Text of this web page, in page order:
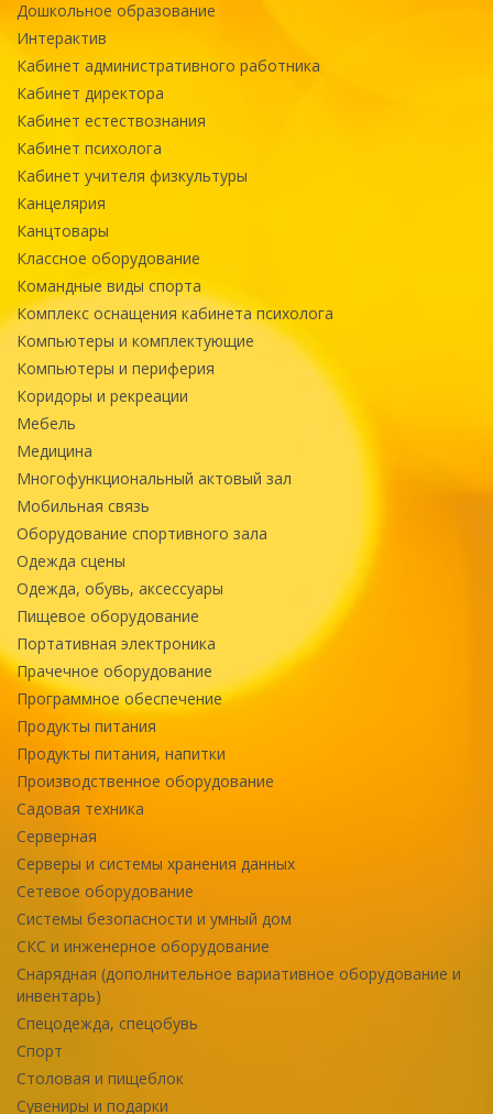
Дошкольное образование
Интерактив
Кабинет административного работника
Кабинет директора
Кабинет естествознания
Кабинет психолога
Кабинет учителя физкультуры
Канцелярия
Канцтовары
Классное оборудование
Командные виды спорта
Комплекс оснащения кабинета психолога
Компьютеры и комплектующие
Компьютеры и периферия
Коридоры и рекреации
Мебель
Медицина
Многофункциональный актовый зал
Мобильная связь
Оборудование спортивного зала
Одежда сцены
Одежда, обувь, аксессуары
Пищевое оборудование
Портативная электроника
Прачечное оборудование
Программное обеспечение
Продукты питания
Продукты питания, напитки
Производственное оборудование
Садовая техника
Серверная
Серверы и системы хранения данных
Сетевое оборудование
Системы безопасности и умный дом
СКС и инженерное оборудование
Снарядная (дополнительное вариативное оборудование и
инвентарь)
Спецодежда, спецобувь
Спорт
Столовая и пищеблок
Сувениры и подарки